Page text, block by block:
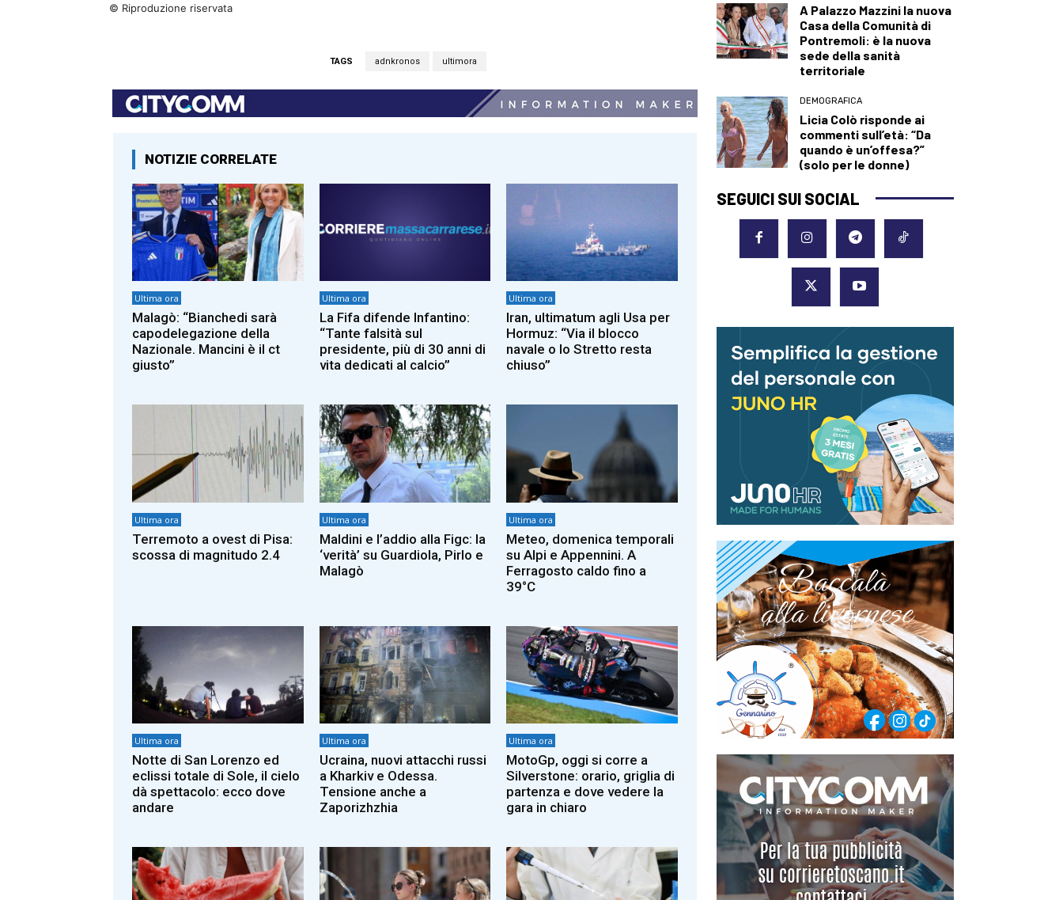
© Riproduzione riservata
TAGS adnkronos ultimora
NOTIZIE CORRELATE
Ultima ora
Malagò: “Bianchedi sarà
capodelegazione della
Nazionale. Mancini è il ct
giusto”
Ultima ora
La Fifa difende Infantino:
“Tante falsità sul
presidente, più di 30 anni di
vita dedicati al calcio”
Ultima ora
Iran, ultimatum agli Usa per
Hormuz: “Via il blocco
navale o lo Stretto resta
chiuso”
Ultima ora
Terremoto a ovest di Pisa:
scossa di magnitudo 2.4
Ultima ora
Maldini e l’addio alla Figc: la
‘verità’ su Guardiola, Pirlo e
Malagò
Ultima ora
Meteo, domenica temporali
su Alpi e Appennini. A
Ferragosto caldo fino a
39°C
Ultima ora
Notte di San Lorenzo ed
eclissi totale di Sole, il cielo
dà spettacolo: ecco dove
andare
Ultima ora
Ucraina, nuovi attacchi russi
a Kharkiv e Odessa.
Tensione anche a
Zaporizhzhia
Ultima ora
MotoGp, oggi si corre a
Silverstone: orario, griglia di
partenza e dove vedere la
gara in chiaro
A Palazzo Mazzini la nuova
Casa della Comunità di
Pontremoli: è la nuova
sede della sanità
territoriale
DEMOGRAFICA
Licia Colò risponde ai
commenti sull’età: “Da
quando è un’offesa?”
(solo per le donne)
SEGUICI SUI SOCIAL